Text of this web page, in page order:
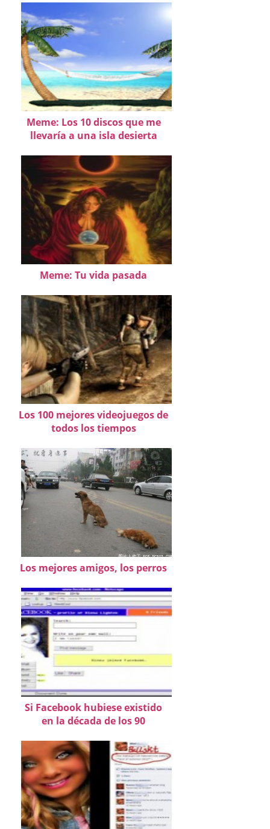
Meme: Los 10 discos que me
llevaría a una isla desierta
Meme: Tu vida pasada
Los 100 mejores videojuegos de
todos los tiempos
Los mejores amigos, los perros
Si Facebook hubiese existido
en la década de los 90